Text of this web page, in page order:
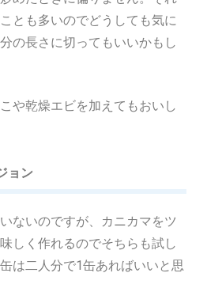
とも多いのでどうしても気に
の長さに切ってもいいかもし
や乾燥エビを加えてもおいし
ョン
ないのですが、カニカマをツ
しく作れるのでそちらも試し
は二人分で1缶あればいいと思